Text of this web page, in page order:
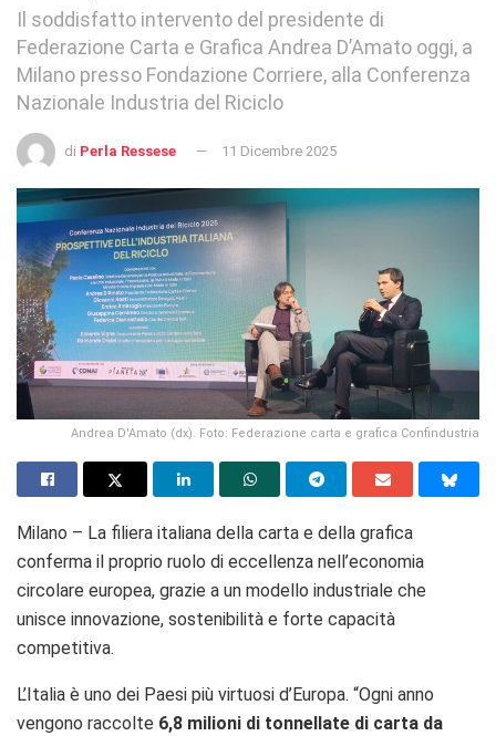
Il soddisfatto intervento del presidente di
Federazione Carta e Grafica Andrea D’Amato oggi, a
Milano presso Fondazione Corriere, alla Conferenza
Nazionale Industria del Riciclo
di Perla Ressese 11 Dicembre 2025
Andrea D'Amato (dx). Foto: Federazione carta e grafica Confindustria
Milano – La filiera italiana della carta e della grafica
conferma il proprio ruolo di eccellenza nell’economia
circolare europea, grazie a un modello industriale che
unisce innovazione, sostenibilità e forte capacità
competitiva.
L’Italia è uno dei Paesi più virtuosi d’Europa. “Ogni anno
vengono raccolte 6,8 milioni di tonnellate di carta da